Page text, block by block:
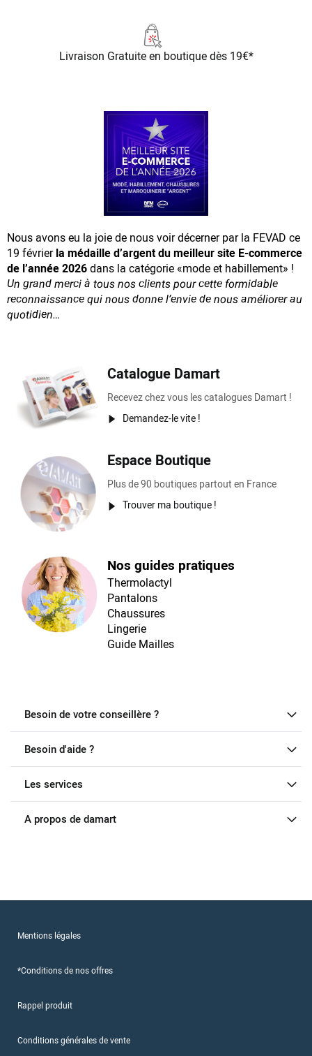
Livraison Gratuiteen boutique dès 19€*
Nous avons eu la joie de nous voir décerner par la FEVAD ce
19 févrierla médaille d’argent du meilleur site E-commerce
de l’année 2026dans la catégorie «mode et habillement» !
Un grand merci à tous nos clients pour cette formidable
reconnaissancequi nous donne l’envie de nous améliorer au
quotidien…
Catalogue Damart
Recevez chez vous les catalogues Damart !
Demandez-le vite !
Espace Boutique
Plus de 90 boutiques partout en France
Trouver ma boutique !
Nos guides pratiques
Thermolactyl
Pantalons
Chaussures
Lingerie
Guide Mailles
Besoin de votre conseillère ?
Besoin d'aide ?
Les services
A propos de damart
Mentions légales
*Conditions de nos offres
Rappel produit
Conditions générales de vente